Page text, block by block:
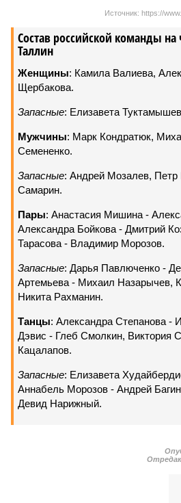
Источник: https://
Состав российской команды
Таллин
Женщины: Камила Валиева,
Щербакова.
Запасные: Елизавета
Мужчины: Марк Кондратюк,
Семененко.
Запасные: Андрей Мозалев, Петр
Самарин.
Пары: Анастасия Мишина -
Александра Бойкова - Дмитрий
Тарасова - Владимир Морозов.
Запасные: Дарья Павлюченко -
Артемьева - Михаил Назарычев,
Никита Рахманин.
Танцы: Александра Степанова -
Дэвис - Глеб Смолкин, Виктория
Кацалапов.
Запасные: Елизавета
Аннабель Морозов - Андрей
Девид Нарижный.